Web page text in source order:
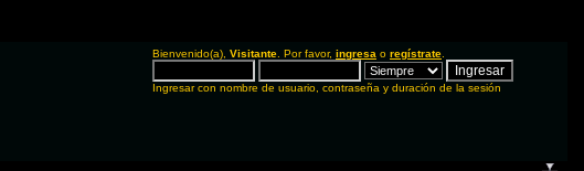
Bienvenido(a), Visitante . Por favor, ingresa o regístrate
Ingresar con nombre de usuario, contraseña y duración de la sesión